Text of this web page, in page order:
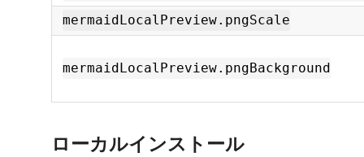
mermaidLocalPreview.pngScale
mermaidLocalPreview.pngBackground
ローカルインストール